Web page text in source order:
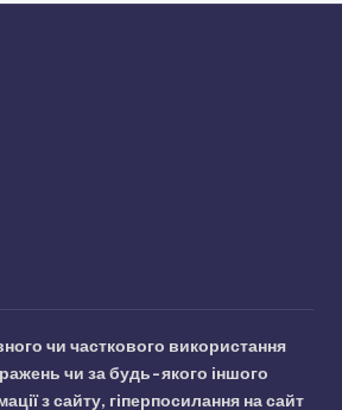
чи часткового використання
чи за будь-якого іншого
з сайту, гіперпосилання на сайт